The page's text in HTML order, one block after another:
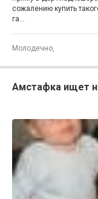
сожалению купить
га...
Молодечно,
Амстафка ищет